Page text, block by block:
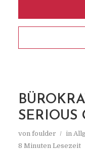
SERIOUS
von foulder in
8 Minuten Lesezeit